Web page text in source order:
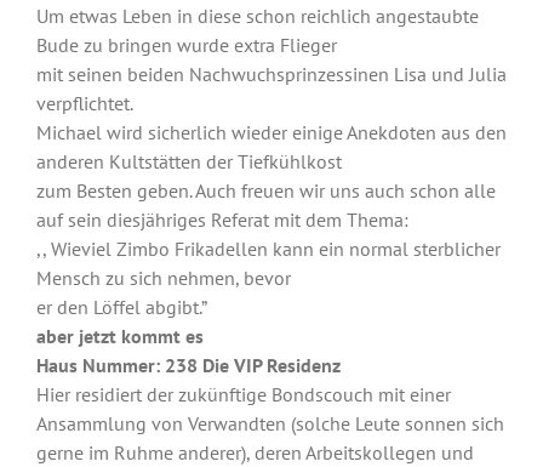
Um etwas Leben in diese schon reichlich angestaubte
Bude zu bringen wurde extra Flieger
mit seinen beiden Nachwuchsprinzessinen Lisa und Julia
verpflichtet.
Michael wird sicherlich wieder einige Anekdoten aus den
anderen Kultstätten der Tiefkühlkost
zum Besten geben. Auch freuen wir uns auch schon alle
auf sein diesjähriges Referat mit dem Thema:
,, Wieviel Zimbo Frikadellen kann ein normal sterblicher
Mensch zu sich nehmen, bevor
er den Löffel abgibt.”
aber jetzt kommt es
Haus Nummer: 238 Die VIP Residenz
Hier residiert der zukünftige Bondscouch mit einer
Ansammlung von Verwandten (solche Leute sonnen sich
gerne im Ruhme anderer), deren Arbeitskollegen und